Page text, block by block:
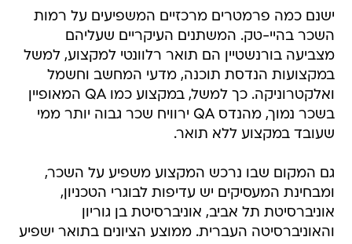
ישנם כמה פרמטרים מרכזיים המשפיעים על רמות
השכר בהיי-טק. המשתנים העיקריים שעליהם
מצביעה בורנשטיין הם תואר רלוונטי למקצוע, למשל
במקצועות הנדסת תוכנה, מדעי המחשב וחשמל
ואלקטרוניקה. כך למשל, במקצוע כמו QA המאופיין
בשכר נמוך, מהנדס QA ירוויח שכר גבוה יותר ממי
שעובד במקצוע ללא תואר.
גם המקום שבו נרכש המקצוע משפיע על השכר,
ומבחינת המעסיקים יש עדיפות לבוגרי הטכניון,
אוניברסיטת תל אביב, אוניברסיטת בן גוריון
והאוניברסיטה העברית. ממוצע הציונים בתואר ישפיע